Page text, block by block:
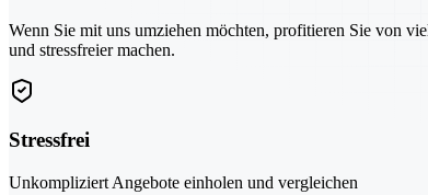
Wenn Sie mit uns umziehen möchten, profitieren Sie von
und stressfreier machen.
Stressfrei
Unkompliziert Angebote einholen und vergleichen